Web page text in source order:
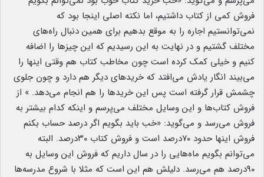
فروش کمی از کتاب داشتیم، اما نکته اصلی اینجا بود که
نمی‌توانستیم اجاره را به موقع بدهیم برای همین دنبال راه‌های
مختلف گشتیم و در نهایت به این رسیدیم که این چیزها را اضافه
کنیم و خیلی کمک کرده است چون مخاطب کتاب هم وقتی اینها را
می‌بیند انگار یادش می‌افتد که خریدهای دیگر هم دارد و چون جلوی
چشمش قرار گرفته است پس این خریدها را هم انجام می‌دهد. » از
فروش کتاب‌ها و این وسایل مختلف می‌پرسم و اینکه کدام بیشتر به
فروش می‌رسد و می‌گوید: «خب باید بگویم اگر درصد حساب بکنم
فروش اینها حدود ۷۰درصد است و فروش کتاب ۳۰درصد. البته
می‌توانم بگویم ماه‌هایی را در سال داریم که فروش این وسایل به
۹۰درصد هم می‌رسد. دلیلش هم این است که مثلا با شروع مدرسه‌ها